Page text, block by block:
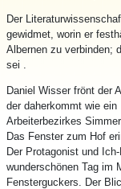
Der
gewidmet, worin er
Albernen zu verbinden;
sei .
Daniel Wisser frönt der
der daherkommt wie
Arbeiterbezirkes
Das Fenster zum Hof
Der Protagonist und
wunderschönen Tag im
Fensterguckers. Der